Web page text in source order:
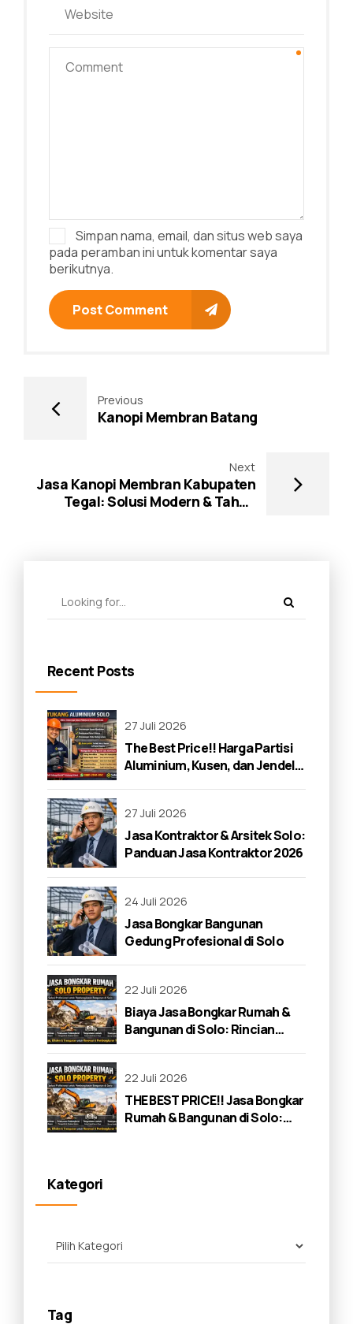
Simpan nama, email, dan situs web saya
pada peramban ini untuk komentar saya
berikutnya.
Post Comment
Previous
Kanopi Membran Batang
Next
Jasa Kanopi Membran Kabupaten
Tegal: Solusi Modern & Tahan
Recent Posts
27 Juli 2026
The Best Price!! Harga Partisi
Aluminium, Kusen, dan Jendela
27 Juli 2026
Jasa Kontraktor & Arsitek Solo:
Panduan Jasa Kontraktor 2026
24 Juli 2026
Jasa Bongkar Bangunan
Gedung Profesional di Solo
22 Juli 2026
Biaya Jasa Bongkar Rumah &
Bangunan di Solo: Rincian
22 Juli 2026
THE BEST PRICE!! Jasa Bongkar
Rumah & Bangunan di Solo:
Kategori
Tag